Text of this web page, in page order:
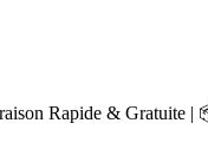
Rapide & Gratuite